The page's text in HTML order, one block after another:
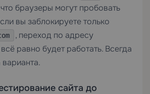
браузеры могут пробовать
вы заблокируете только
, переход по адресу
всё равно будет работать. Всегда
сайта до